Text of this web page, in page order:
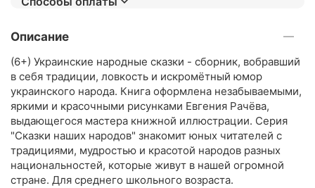
Описание
(6+) Украинские народные сказки - сборник, вобравший
в себя традиции, ловкость и искромётный юмор
украинского народа. Книга оформлена незабываемыми,
яркими и красочными рисунками Евгения Рачёва,
выдающегося мастера книжной иллюстрации. Серия
"Сказки наших народов" знакомит юных читателей с
традициями, мудростью и красотой народов разных
национальностей, которые живут в нашей огромной
стране. Для среднего школьного возраста.